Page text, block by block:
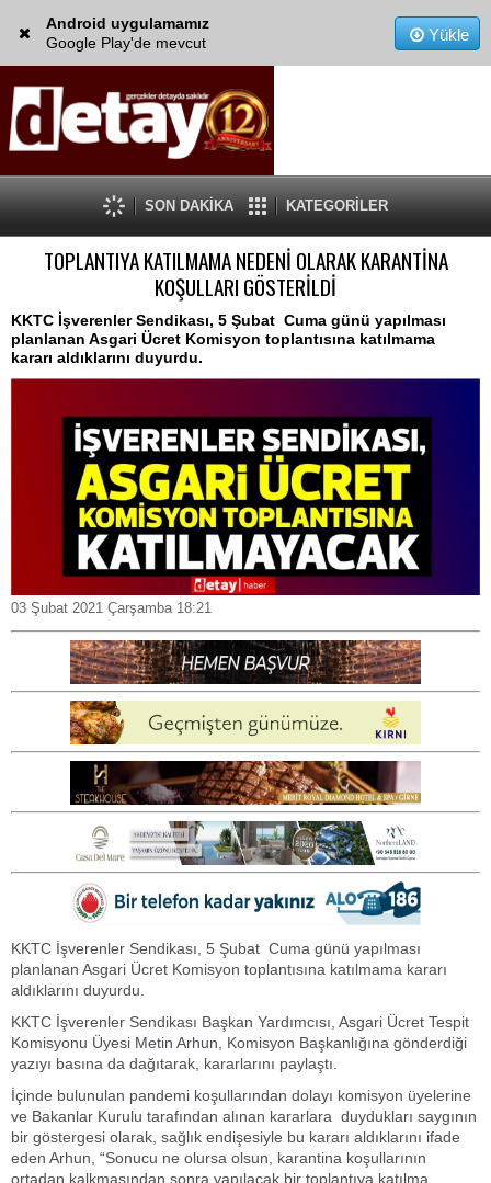
Android uygulamamız
Google Play'de mevcut
Yükle
SON DAKİKA KATEGORİLER
TOPLANTIYA KATILMAMA NEDENİ OLARAK KARANTİNA
KOŞULLARI GÖSTERİLDİ
KKTC İşverenler Sendikası, 5 Şubat Cuma günü yapılması
planlanan Asgari Ücret Komisyon toplantısına katılmama
kararı aldıklarını duyurdu.
03 Şubat 2021 Çarşamba 18:21
KKTC İşverenler Sendikası, 5 Şubat Cuma günü yapılması
planlanan Asgari Ücret Komisyon toplantısına katılmama kararı
aldıklarını duyurdu.
KKTC İşverenler Sendikası Başkan Yardımcısı, Asgari Ücret Tespit
Komisyonu Üyesi Metin Arhun, Komisyon Başkanlığına gönderdiği
yazıyı basına da dağıtarak, kararlarını paylaştı.
İçinde bulunulan pandemi koşullarından dolayı komisyon üyelerine
ve Bakanlar Kurulu tarafından alınan kararlara duydukları saygının
bir göstergesi olarak, sağlık endişesiyle bu kararı aldıklarını ifade
eden Arhun, “Sonucu ne olursa olsun, karantina koşullarının
ortadan kalkmasından sonra yapılacak bir toplantıya katılma